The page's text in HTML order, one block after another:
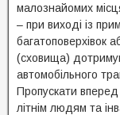
малознайомих
– при виході із
багатоповерхівок
(сховища)
автомобільного
Пропускати
літнім людям та